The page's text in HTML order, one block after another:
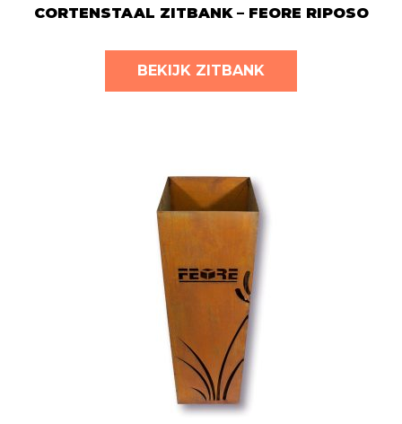
CORTENSTAAL ZITBANK – FEORE RIPOSO
BEKIJK ZITBANK